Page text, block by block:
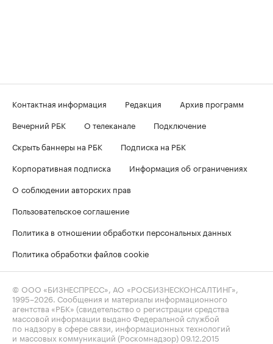
Контактная информация Редакция
Архив программ
Вечерний РБК
О телеканале
Подключение
Скрыть баннеры на РБК
Подписка на РБК
Корпоративная подписка
Информация об ограничениях
О соблюдении авторских прав
Пользовательское соглашение
Политика в отношении обработки персональных данных
Политика обработки файлов cookie
© ООО «БИЗНЕСПРЕСС», АО «РОСБИЗНЕСКОНСАЛТИНГ»,
1995–2026 . Сообщения и материалы информационного
агентства «РБК» (свидетельство о регистрации средства
массовой информации выдано Федеральной службой
по надзору в сфере связи, информационных технологий
и массовых коммуникаций (Роскомнадзор) 09.12.2015